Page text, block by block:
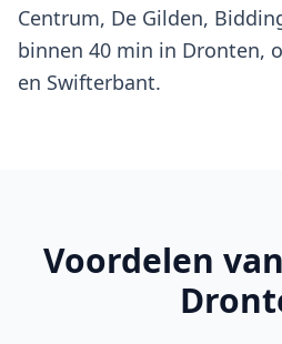
Centrum, De Gilden,
binnen 40 min in Dronten,
en Swifterbant.
Voordelen van